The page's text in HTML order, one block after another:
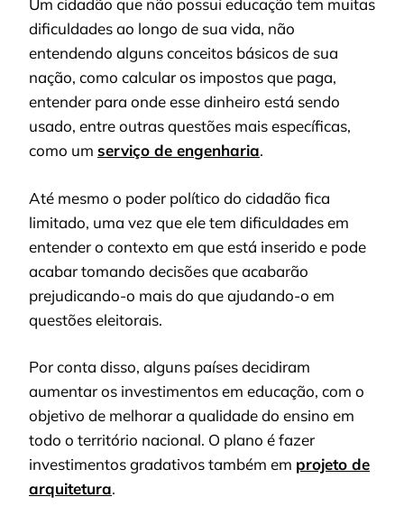
Um cidadão que não possui educação tem muitas
dificuldades ao longo de sua vida, não
entendendo alguns conceitos básicos de sua
nação, como calcular os impostos que paga,
entender para onde esse dinheiro está sendo
usado, entre outras questões mais específicas,
como um serviço de engenharia.
Até mesmo o poder político do cidadão fica
limitado, uma vez que ele tem dificuldades em
entender o contexto em que está inserido e pode
acabar tomando decisões que acabarão
prejudicando-o mais do que ajudando-o em
questões eleitorais.
Por conta disso, alguns países decidiram
aumentar os investimentos em educação, com o
objetivo de melhorar a qualidade do ensino em
todo o território nacional. O plano é fazer
investimentos gradativos também em projeto de
arquitetura.